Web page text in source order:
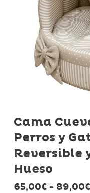
Cama
Perros y
Reversible
Hueso
65,00€ - 89,00€